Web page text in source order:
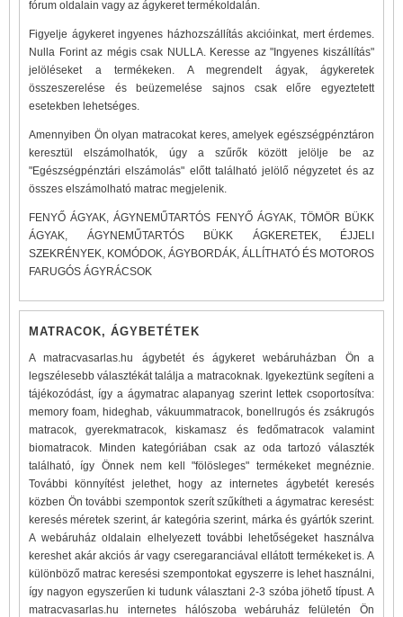
fórum oldalain vagy az ágykeret termékoldalán.
Figyelje ágykeret ingyenes házhozszállítás akcióinkat, mert érdemes.
Nulla Forint az mégis csak NULLA. Keresse az "Ingyenes kiszállítás"
jelöléseket a termékeken. A megrendelt ágyak, ágykeretek
összeszerelése és beüzemelése sajnos csak előre egyeztetett
esetekben lehetséges.
Amennyiben Ön olyan matracokat keres, amelyek egészségpénztáron
keresztül elszámolhatók, úgy a szűrők között jelölje be az
"Egészségpénztári elszámolás" előtt található jelölő négyzetet és az
összes elszámolható matrac megjelenik.
FENYŐ ÁGYAK, ÁGYNEMŰTARTÓS FENYŐ ÁGYAK, TÖMÖR BÜKK
ÁGYAK, ÁGYNEMŰTARTÓS BÜKK ÁGKERETEK, ÉJJELI
SZEKRÉNYEK, KOMÓDOK, ÁGYBORDÁK, ÁLLÍTHATÓ ÉS MOTOROS
FARUGÓS ÁGYRÁCSOK
MATRACOK, ÁGYBETÉTEK
A matracvasarlas.hu ágybetét és ágykeret webáruházban Ön a
legszélesebb választékát találja a matracoknak. Igyekeztünk segíteni a
tájékozódást, így a ágymatrac alapanyag szerint lettek csoportosítva:
memory foam, hideghab, vákuummatracok, bonellrugós és zsákrugós
matracok, gyerekmatracok, kiskamasz és fedőmatracok valamint
biomatracok. Minden kategóriában csak az oda tartozó választék
található, így Önnek nem kell "fölösleges" termékeket megnéznie.
További könnyítést jelethet, hogy az internetes ágybetét keresés
közben Ön további szempontok szerít szűkítheti a ágymatrac keresést:
keresés méretek szerint, ár kategória szerint, márka és gyártók szerint.
A webáruház oldalain elhelyezett további lehetőségeket használva
kereshet akár akciós ár vagy cseregaranciával ellátott termékeket is. A
különböző matrac keresési szempontokat egyszerre is lehet használni,
így nagyon egyszerűen ki tudunk választani 2-3 szóba jöhető típust. A
matracvasarlas.hu internetes hálószoba webáruház felületén Ön